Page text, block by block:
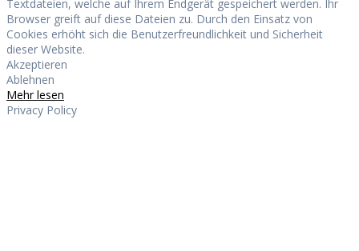
Textdateien, welche auf Ihrem Endgerät gespeichert werden. Ihr
Browser greift auf diese Dateien zu. Durch den Einsatz von
Cookies erhöht sich die Benutzerfreundlichkeit und Sicherheit
dieser Website.
Akzeptieren
Ablehnen
Mehr lesen
Privacy Policy